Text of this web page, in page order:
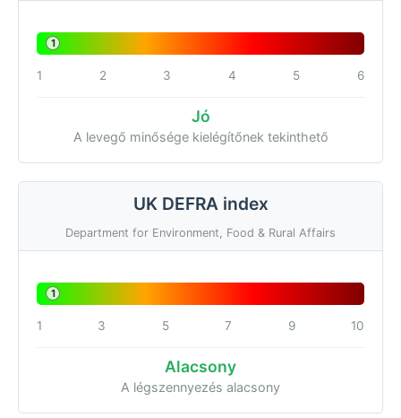
1
1 2 3 4 5 6
Jó
A levegő minősége kielégítőnek tekinthető
UK DEFRA index
Department for Environment, Food & Rural Affairs
1
1 3 5 7 9 10
Alacsony
A légszennyezés alacsony